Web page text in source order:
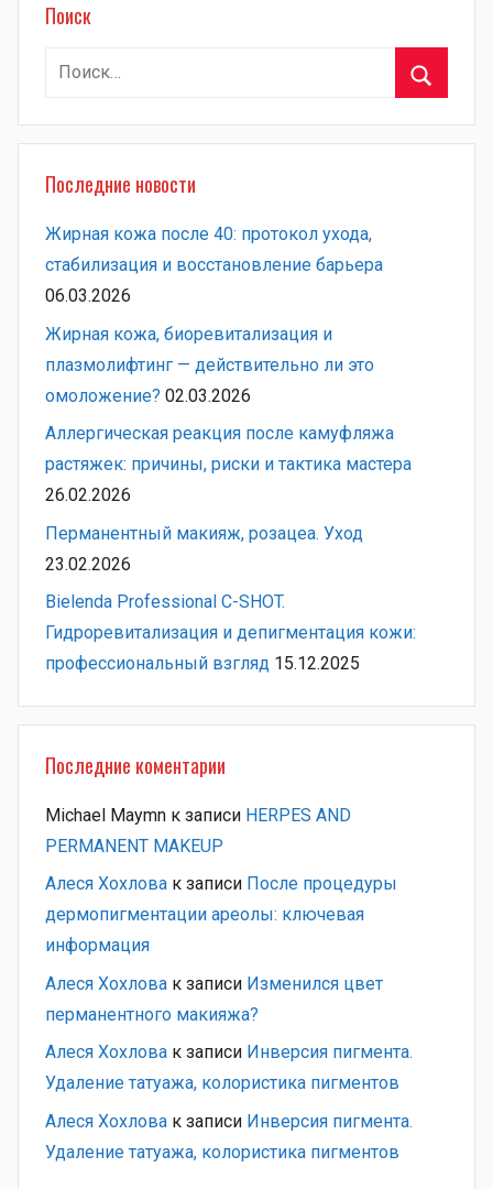
Поиск
Найти:
Последние новости
Жирная кожа после 40: протокол ухода,
стабилизация и восстановление барьера
06.03.2026
Жирная кожа, биоревитализация и
плазмолифтинг — действительно ли это
омоложение? 02.03.2026
Аллергическая реакция после камуфляжа
растяжек: причины, риски и тактика мастера
26.02.2026
Перманентный макияж, розацеа. Уход
23.02.2026
Bielenda Professional C-SHOT.
Гидроревитализация и депигментация кожи:
профессиональный взгляд 15.12.2025
Последние коментарии
Michael Maymn к записи HERPES AND
PERMANENT MAKEUP
Алеся Хохлова к записи После процедуры
дермопигментации ареолы: ключевая
информация
Алеся Хохлова к записи Изменился цвет
перманентного макияжа?
Алеся Хохлова к записи Инверсия пигмента.
Удаление татуажа, колористика пигментов
Алеся Хохлова к записи Инверсия пигмента.
Удаление татуажа, колористика пигментов